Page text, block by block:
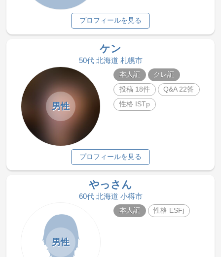
プロフィールを見る
ケン
50代 北海道 札幌市
男性
本人証
クレ証
投稿 18件
Q&A 22答
性格 ISTp
プロフィールを見る
やっさん
60代 北海道 小樽市
男性
本人証 性格 ESFj